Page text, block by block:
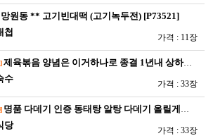
망원동 ** 고기빈대떡 (고기녹두전) [P73521]
첩
가격 : 11장
제육볶음 양념은 이거하나로 종결 1년내 상하지않고 보관도 용이한…
수
가격 : 33장
명품 다데기 인증 동태탕 알탕 다데기 올릴게요 (육수포함) …
당
가격 : 33장